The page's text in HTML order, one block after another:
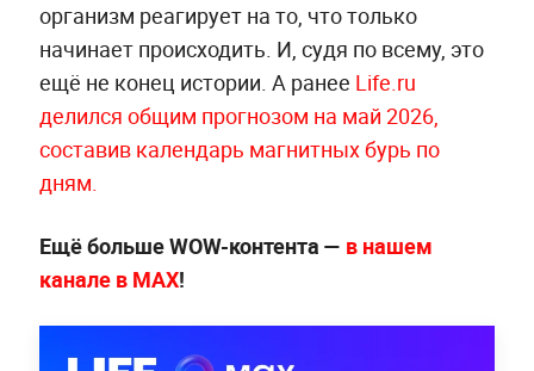
организм реагирует на то, что только
начинает происходить. И, судя по всему, это
ещё не конец истории. А ранее Life.ru
делился общим прогнозом на май 2026,
составив календарь магнитных бурь по
дням.
Ещё больше WOW-контента — в нашем
канале в МАХ!